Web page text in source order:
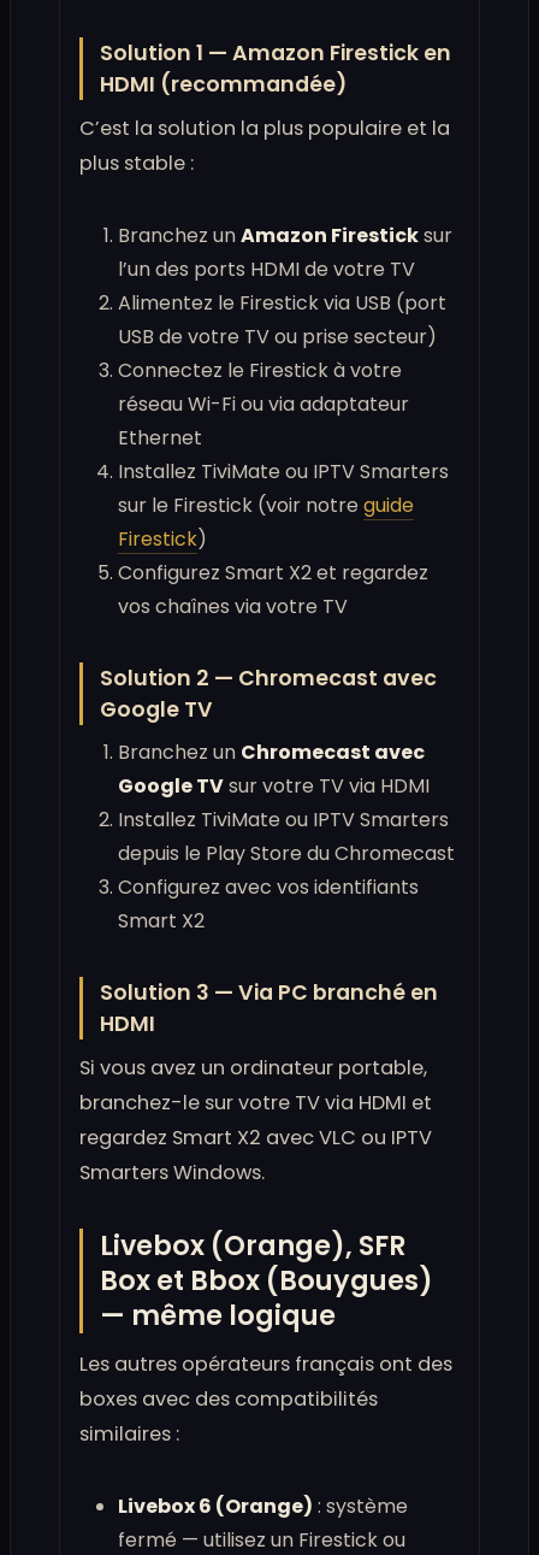
Solution 1 — Amazon Firestick en
HDMI (recommandée)
C’est la solution la plus populaire et la
plus stable :
Branchez unAmazon Firesticksur
l’un des ports HDMI de votre TV
Alimentez le Firestick via USB (port
USB de votre TV ou prise secteur)
Connectez le Firestick à votre
réseau Wi-Fi ou via adaptateur
Ethernet
Installez TiviMate ou IPTV Smarters
sur le Firestick (voir notre guide
Firestick)
Configurez Smart X2 et regardez
vos chaînes via votre TV
Solution 2 — Chromecast avec
Google TV
Branchez un Chromecast avec
Google TVsur votre TV via HDMI
Installez TiviMate ou IPTV Smarters
depuis le Play Store du Chromecast
Configurez avec vos identifiants
Smart X2
Solution 3 — Via PC branché en
HDMI
Si vous avez un ordinateur portable,
branchez-le sur votre TV via HDMI et
regardez Smart X2 avec VLC ou IPTV
Smarters Windows.
Livebox (Orange), SFR
Box et Bbox (Bouygues)
— même logique
Les autres opérateurs français ont des
boxes avec des compatibilités
similaires :
Livebox 6 (Orange) : système
fermé — utilisez un Firestick ou